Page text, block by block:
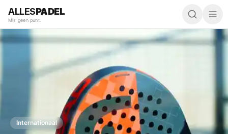
ALLESPADEL
Mis geen punt.
Internationaal